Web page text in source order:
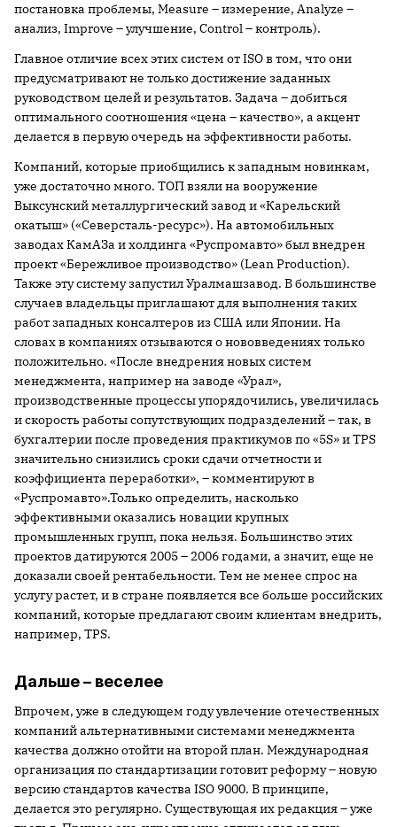
постановка проблемы, Measure – измерение, Analyze –
анализ, Improve – улучшение, Control – контроль).
Главное отличие всех этих систем от ISO в том, что они
предусматривают не только достижение заданных
руководством целей и результатов. Задача – добиться
оптимального соотношения «цена – качество», а акцент
делается в первую очередь на эффективности работы.
Компаний, которые приобщились к западным новинкам,
уже достаточно много. ТОП взяли на вооружение
Выксунский металлургический завод и «Карельский
окатыш» («Северсталь-ресурс»). На автомобильных
заводах КамАЗа и холдинга «Руспромавто» был внедрен
проект «Бережливое производство» (Lean Production).
Также эту систему запустил Уралмашзавод. В большинстве
случаев владельцы приглашают для выполнения таких
работ западных консалтеров из США или Японии. На
словах в компаниях отзываются о нововведениях только
положительно. «После внедрения новых систем
менеджмента, например на заводе «Урал»,
производственные процессы упорядочились, увеличилась
и скорость работы сопутствующих подразделений – так, в
бухгалтерии после проведения практикумов по «5S» и TPS
значительно снизились сроки сдачи отчетности и
коэффициента переработки», – комментируют в
«Руспромавто».Только определить, насколько
эффективными оказались новации крупных
промышленных групп, пока нельзя. Большинство этих
проектов датируются 2005 – 2006 годами, а значит, еще не
доказали своей рентабельности. Тем не менее спрос на
услугу растет, и в стране появляется все больше российских
компаний, которые предлагают своим клиентам внедрить,
например, TPS.
Дальше – веселее
Впрочем, уже в следующем году увлечение отечественных
компаний альтернативными системами менеджмента
качества должно отойти на второй план. Международная
организация по стандартизации готовит реформу – новую
версию стандартов качества ISO 9000. В принципе,
делается это регулярно. Существующая их редакция – уже